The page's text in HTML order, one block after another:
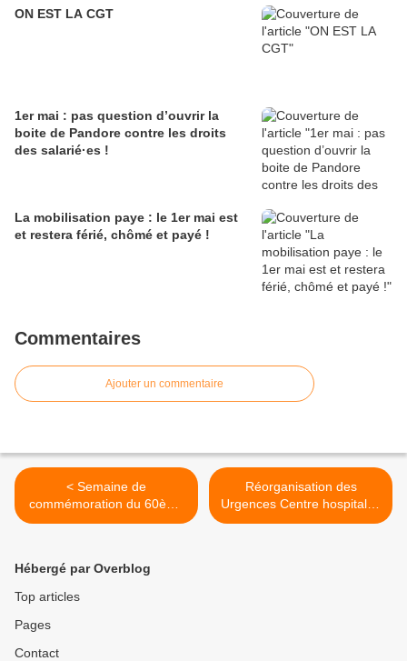
ON EST LA CGT
1er mai : pas question d’ouvrir la
boite de Pandore contre les droits
des salarié·es !
La mobilisation paye : le 1er mai est
et restera férié, chômé et payé !
Commentaires
Ajouter un commentaire
< Semaine de
commémoration du 60ème
anniversaire de
Réorganisation des
Urgences Centre hospitalier
Albertville Moûtiers >
Hébergé par Overblog
Top articles
Pages
Contact